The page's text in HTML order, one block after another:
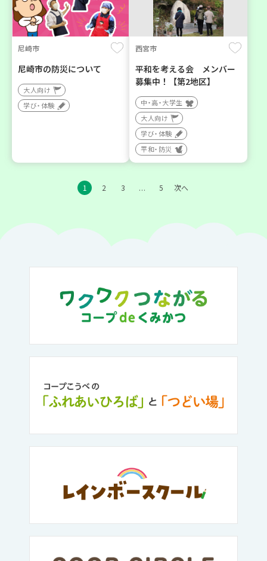
尼崎市
尼崎市の防災について
大人向け
学び・体験
西宮市
平和を考える会 メンバー
募集中！【第2地区】
中・高・大学生
大人向け
学び・体験
平和・防災
1 2 3 … 5 次へ